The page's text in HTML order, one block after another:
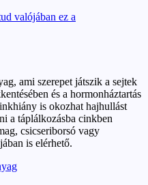
valójában ez a
ami szerepet játszik a sejtek
és a hormonháztartás
is okozhat hajhullást
a táplálkozásba cinkben
csicseriborsó vagy
is elérhető.